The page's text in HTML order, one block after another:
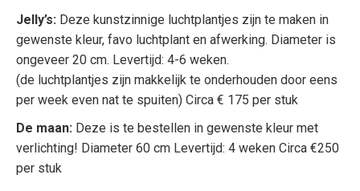
Jelly’s: Deze kunstzinnige luchtplantjes zijn te maken in
gewenste kleur, favo luchtplant en afwerking. Diameter is
ongeveer 20 cm. Levertijd: 4-6 weken.
(de luchtplantjes zijn makkelijk te onderhouden door eens
per week even nat te spuiten) Circa € 175 per stuk
De maan: Deze is te bestellen in gewenste kleur met
verlichting! Diameter 60 cm Levertijd: 4 weken Circa €250
per stuk